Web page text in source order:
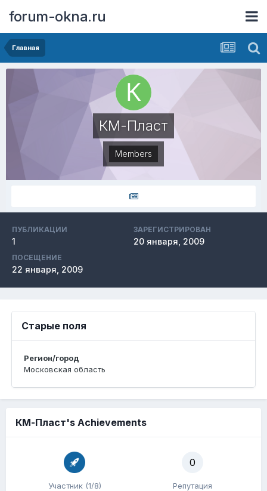
forum-okna.ru
Главная
КМ-Пласт
Members
ПУБЛИКАЦИИ
1
ЗАРЕГИСТРИРОВАН
20 января, 2009
ПОСЕЩЕНИЕ
22 января, 2009
Старые поля
Регион/город
Московская область
КМ-Пласт's Achievements
Участник (1/8)
0
Репутация